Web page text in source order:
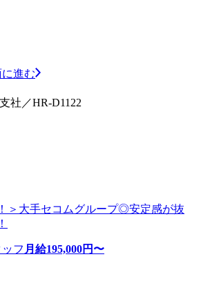
進む
社／HR-D1122
＞大手セコムグループ◎安定感が抜
フ 月給195,000円〜